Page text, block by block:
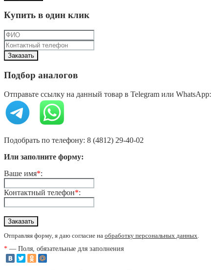
Купить в один клик
Подбор аналогов
Отправьте ссылку на данный товар в Telegram или WhatsApp:
Подобрать по телефону: 8 (4812) 29-40-02
Или заполните форму:
Ваше имя*:
Контактный телефон*:
Отправляя форму, я даю согласие на обработку персональных данных.
* — Поля, обязательные для заполнения